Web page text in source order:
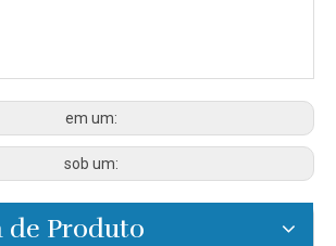
em um:
sob um:
de Produto